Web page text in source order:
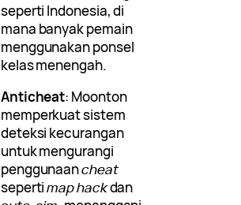
seperti Indonesia, di
mana banyak pemain
menggunakan ponsel
kelas menengah.
Anticheat: Moonton
memperkuat sistem
deteksi kecurangan
untuk mengurangi
penggunaancheat
sepertimap hackdan